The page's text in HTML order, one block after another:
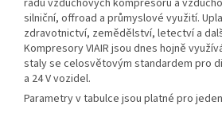
řadu vzduchových kompresorů a
silniční, offroad a průmyslové využití.
zdravotnictví, zemědělství, letectví a
Kompresory VIAIR jsou dnes hojně
staly se celosvětovým standardem pro
a 24 V vozidel.
Parametry v tabulce jsou platné pro